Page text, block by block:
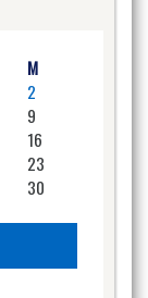
M
2
9
16
23
30